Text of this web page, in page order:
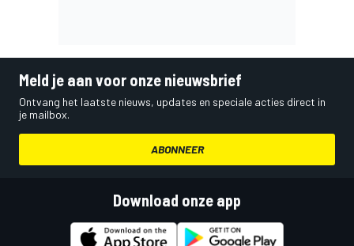
Meld je aan voor onze nieuwsbrief
Ontvang het laatste nieuws, updates en speciale acties direct in
je mailbox.
ABONNEER
Download onze app